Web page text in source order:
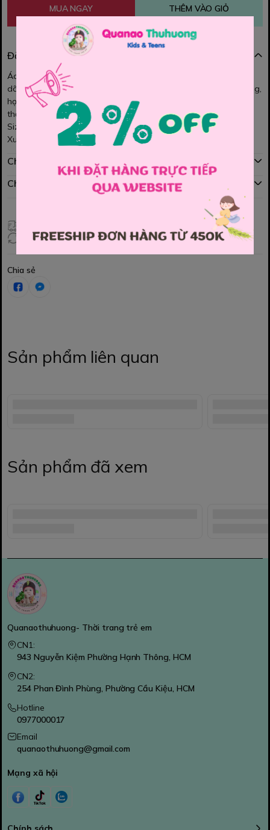
MUA NGAY THÊM VÀO GIỎ
Đặc điểm nổi bật
Áo khoác Oshkosh cho bé. Chất vải nỉ bông mỏng, mềm mịn, co
dãn nhẹ. Khóa kéo êm trơn, dễ dàng sử dụng. Màu sắc tươi sáng,
họa tiết dễ thương. Bé có thể mặc chống nắng và rất hợp trong
thời tiết se lạnh rất phù hợp nhé các Mom.
Size : 18m, 2y, 4y
Xuất sứ Việt nam
Chính sách mua hàng
Chính sách đổi hàng
Đổi hàng 3 ngày (HCM), 7 ngày (Tỉnh)
Chia sẻ
Sản phẩm liên quan
Sản phẩm đã xem
Quanaothuhuong- Thời trang trẻ em
CN1:
943 Nguyễn Kiệm Phường Hạnh Thông, HCM
CN2:
254 Phan Đình Phùng, Phường Cầu Kiệu, HCM
Hotline
0977000017
Email
quanaothuhuong@gmail.com
Mạng xã hội